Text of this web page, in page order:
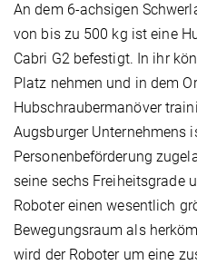
An dem 6-achsigen
von bis zu 500 kg ist eine
Cabri G2 befestigt. In ihr
Platz nehmen und in dem
Hubschraubermanöver
Augsburger Unternehmens
Personenbeförderung
seine sechs Freiheitsgrade
Roboter einen wesentlich
Bewegungsraum als
wird der Roboter um eine